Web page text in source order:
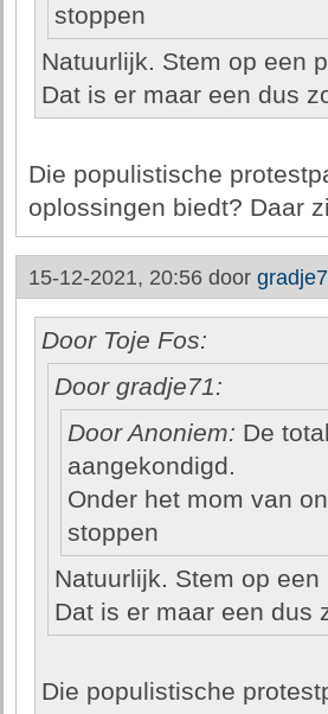
stoppen
Natuurlijk. Stem op een
Dat is er maar een dus
Die populistische
oplossingen biedt? Daar
15-12-2021, 20:56 door
Door Toje Fos:
Door gradje71:
Door Anoniem: De
aangekondigd.
Onder het mom van
stoppen
Natuurlijk. Stem op
Dat is er maar een dus
Die populistische